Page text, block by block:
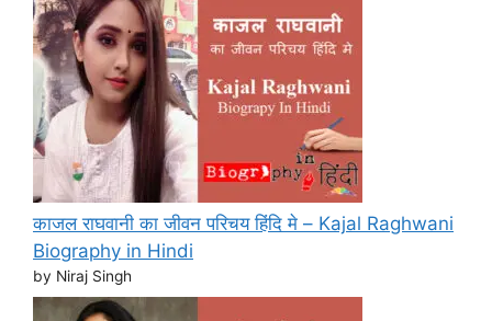
काजल राघवानी का जीवन परिचय हिंदि मे – Kajal Raghwani
Biography in Hindi
by Niraj Singh